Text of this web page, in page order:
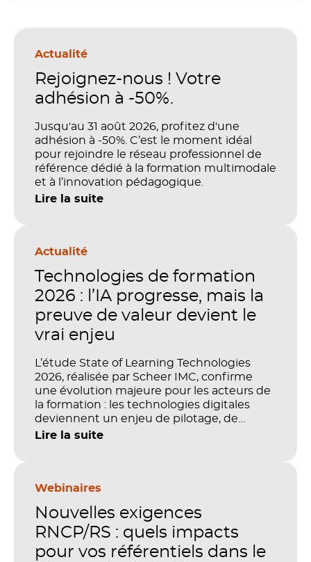
Actualité
Rejoignez-nous ! Votre
adhésion à -50%.
Jusqu'au 31 août 2026, profitez d'une
adhésion à -50%. C’est le moment idéal
pour rejoindre le réseau professionnel de
référence dédié à la formation multimodale
et à l’innovation pédagogique.
Lire la suite
Actualité
Technologies de formation
2026 : l’IA progresse, mais la
preuve de valeur devient le
vrai enjeu
L’étude State of Learning Technologies
2026, réalisée par Scheer IMC, confirme
une évolution majeure pour les acteurs de
la formation : les technologies digitales
deviennent un enjeu de pilotage, de
performance et de preuve de valeur. IA,
stratégique. Mais comment démontrer
investissements sur les compétences, la
productivité et la performance des
Lire la suite
Webinaires
Nouvelles exigences
RNCP/RS : quels impacts
pour vos référentiels dans le